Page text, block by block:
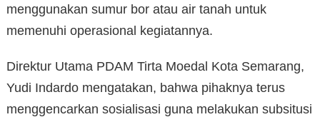
menggunakan sumur bor atau air tanah untuk
memenuhi operasional kegiatannya.
Direktur Utama PDAM Tirta Moedal Kota Semarang,
Yudi Indardo mengatakan, bahwa pihaknya terus
menggencarkan sosialisasi guna melakukan subsitusi